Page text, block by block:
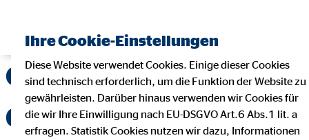
OVB hat operatives
Geschäft in Slowenien
Ihre Cookie-Einstellungen
Diese Website verwendet Cookies. Einige dieser Cookies
sind technisch erforderlich, um die Funktion der Website zu
gewährleisten. Darüber hinaus verwenden wir Cookies für
die wir Ihre Einwilligung nach EU-DSGVO Art.6 Abs.1 lit. a
erfragen. Statistik Cookies nutzen wir dazu, Informationen